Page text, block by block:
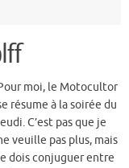
moi, le Motocultor
résume à la soirée du
C’est pas que je
veuille pas plus, mais
dois conjuguer entre